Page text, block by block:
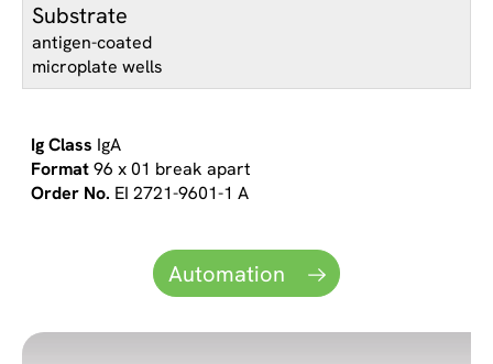
Substrate
antigen-coated
microplate wells
IgA
96 x 01 break apart
EI 2721-9601-1 A
Automation